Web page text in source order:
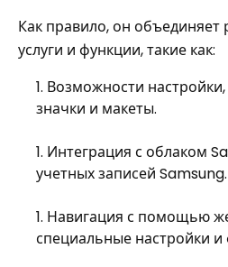
Как правило, он объединяет
услуги и функции, такие как:
Возможности
значки и макеты.
Интеграция с облаком
учетных записей Samsung.
Навигация с помощью
специальные настройки